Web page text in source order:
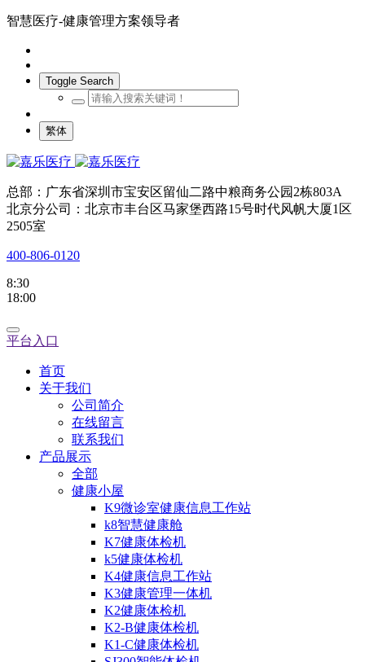
智慧医疗-健康管理方案领导者
Toggle Search
繁体
总部：广东省深圳市宝安区留仙二路中粮商务公园2栋803A
北京分公司：北京市丰台区马家堡西路15号时代风帆大厦1区
2505室
400-806-0120
8:30
18:00
平台入口
首页
关于我们
公司简介
在线留言
联系我们
产品展示
全部
健康小屋
K9微诊室健康信息工作站
k8智慧健康舱
K7健康体检机
k5健康体检机
K4健康信息工作站
K3健康管理一体机
K2健康体检机
K2-B健康体检机
K1-C健康体检机